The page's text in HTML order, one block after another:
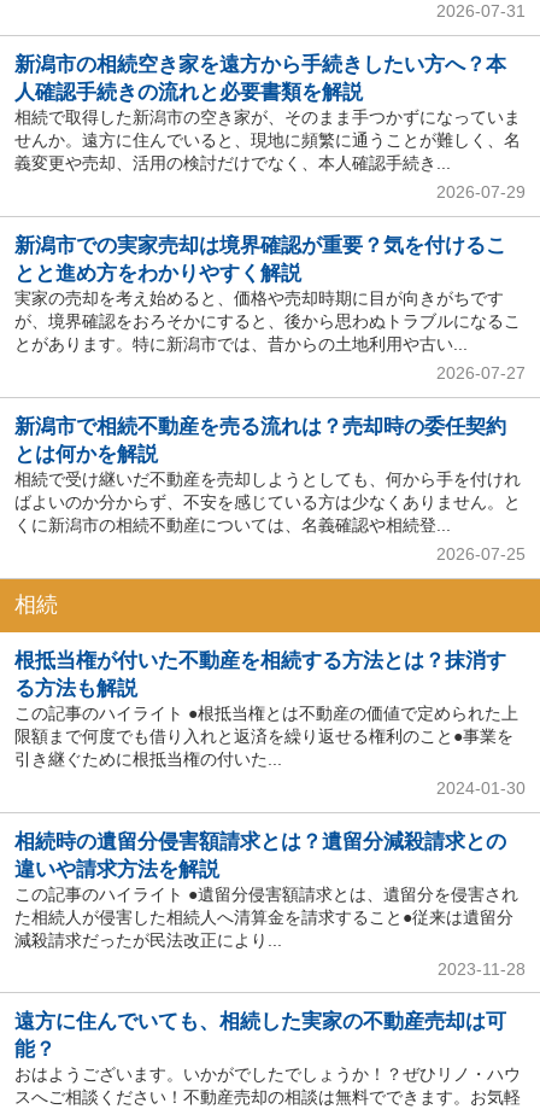
2026-07-31
新潟市の相続空き家を遠方から手続きしたい方へ？本
人確認手続きの流れと必要書類を解説
相続で取得した新潟市の空き家が、そのまま手つかずになっていま
せんか。遠方に住んでいると、現地に頻繁に通うことが難しく、名
義変更や売却、活用の検討だけでなく、本人確認手続き...
2026-07-29
新潟市での実家売却は境界確認が重要？気を付けるこ
とと進め方をわかりやすく解説
実家の売却を考え始めると、価格や売却時期に目が向きがちです
が、境界確認をおろそかにすると、後から思わぬトラブルになるこ
とがあります。特に新潟市では、昔からの土地利用や古い...
2026-07-27
新潟市で相続不動産を売る流れは？売却時の委任契約
とは何かを解説
相続で受け継いだ不動産を売却しようとしても、何から手を付けれ
ばよいのか分からず、不安を感じている方は少なくありません。と
くに新潟市の相続不動産については、名義確認や相続登...
2026-07-25
相続
根抵当権が付いた不動産を相続する方法とは？抹消す
る方法も解説
この記事のハイライト ●根抵当権とは不動産の価値で定められた上
限額まで何度でも借り入れと返済を繰り返せる権利のこと●事業を
引き継ぐために根抵当権の付いた...
2024-01-30
相続時の遺留分侵害額請求とは？遺留分減殺請求との
違いや請求方法を解説
この記事のハイライト ●遺留分侵害額請求とは、遺留分を侵害され
た相続人が侵害した相続人へ清算金を請求すること●従来は遺留分
減殺請求だったが民法改正により...
2023-11-28
遠方に住んでいても、相続した実家の不動産売却は可
能？
おはようございます。いかがでしたでしょうか！？ぜひリノ・ハウ
スへご相談ください！不動産売却の相談は無料でできます。お気軽